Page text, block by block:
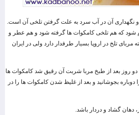
نگهداری آن در آب سرد به علت گرفتن تلخی آن است.
شود که هم تلخی کامکوات ها گرفته شود و هم عطر و
مربای تلخ در اروپا بسیار طرفدار دارد ولی در ایران
روز بعد از طبخ مربا شربت آن رقیق شد کامکوات ها
بجوشانید و بعد از غلیظ شدن کامکوات ها را در
دهان گشاد و دردار باشد.